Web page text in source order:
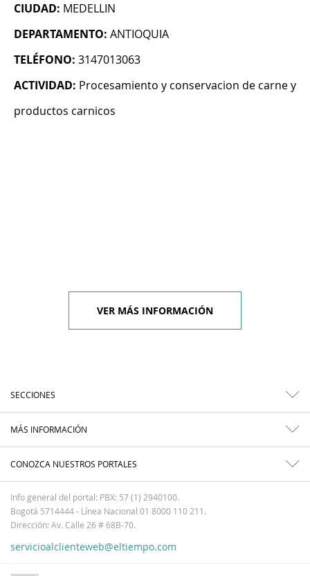
CIUDAD: MEDELLIN
DEPARTAMENTO: ANTIOQUIA
TELÉFONO: 3147013063
ACTIVIDAD: Procesamiento y conservacion de carne y
productos carnicos
VER MÁS INFORMACIÓN
SECCIONES
MÁS INFORMACIÓN
CONOZCA NUESTROS PORTALES
Info general del portal: PBX: 57 (1) 2940100.
Bogotá 5714444 - Línea Nacional 01 8000 110 211.
Dirección: Av. Calle 26 # 68B-70.
servicioalclienteweb@eltiempo.com